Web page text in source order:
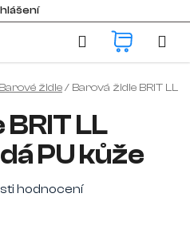
Hledat
Barové židle/ Barová židle BRIT LL
LL
PU kůže
hodnocení